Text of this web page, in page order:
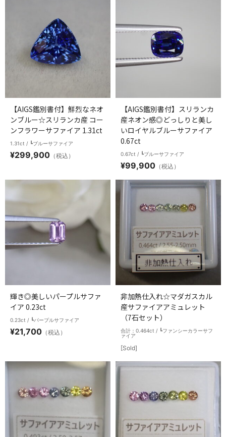
【AIGS鑑別書付】鮮烈なネオ
ンブルー☆スリランカ産 コー
ンフラワーサファイア 1.31ct
1.31ct / ┗ブルーサファイア
¥299,900 （税込）
【AIGS鑑別書付】スリランカ
産ネオン感◎どっしりと美し
いロイヤルブルーサファイア
0.67ct
0.67ct / ┗ブルーサファイア
¥99,900 （税込）
輝き◎美しいパープルサファ
イア 0.23ct
0.23ct / ┗パープルサファイア
¥21,700 （税込）
非加熱仕入れ☆マダガスカル
産サファイアアミュレット
（7石セット）
合計：0.464ct / ┗ファンシーカラーサフ
ァイア
[Sold]